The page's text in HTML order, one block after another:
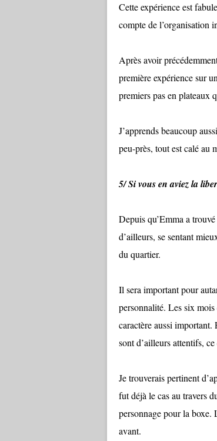
Cette expérience est
compte de l’organisation
Après avoir
première expérience sur
premiers pas en plateaux
J’apprends beaucoup
peu-près, tout est calé au
5/ Si vous en aviez la
Depuis qu’Emma a
d’ailleurs, se sentant
du quartier.
Il sera important pour
personnalité. Les six
caractère aussi important.
sont d’ailleurs attentifs,
Je trouverais pertinent
fut déjà le cas au travers
personnage pour la boxe.
avant.